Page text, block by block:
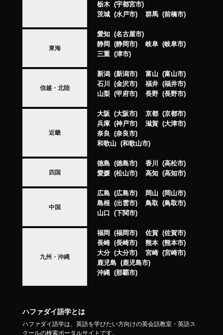
栃木
宇都宮市
茨城
水戸市 群馬 前橋市
東海
愛知
名古屋市
静岡
静岡市 岐阜
岐阜市
三重
津市
信越・北陸
新潟 新潟市 富山
富山市
石川
金沢市 福井
福井市
山梨
甲府市 長野 長野市
近畿
大阪 大阪市 京都
京都市
兵庫
神戸市 滋賀
大津市
奈良
奈良市
和歌山
和歌山市
四国
徳島 徳島市 香川
高松市
愛媛
松山市 高知 高知市
中国
広島 広島市 岡山
岡山市
島根
出雲市 鳥取
鳥取市
山口
下関市
九州・沖縄
福岡 福岡市 佐賀
佐賀市
長崎
長崎市 熊本
熊本市
大分
大分市 宮崎
宮崎市
鹿児島
鹿児島市
沖縄
那覇市
ハファダイ語学とは
ハファダイ語学は、英語を学びたい方向けの英会話教室・英語ス
クールの検索ポータルサイトです。